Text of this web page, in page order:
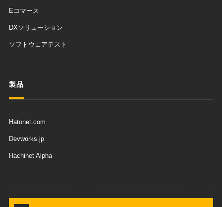
Eコマース
DXソリューション
ソフトウェアテスト
製品
Hatonet.com
Devworks.jp
Hachinet Alpha